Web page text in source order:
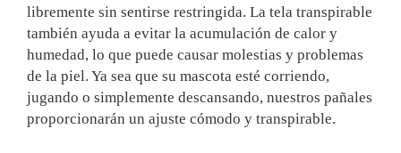
libremente sin sentirse restringida. La tela transpirable
también ayuda a evitar la acumulación de calor y
humedad, lo que puede causar molestias y problemas
de la piel. Ya sea que su mascota esté corriendo,
jugando o simplemente descansando, nuestros pañales
proporcionarán un ajuste cómodo y transpirable.